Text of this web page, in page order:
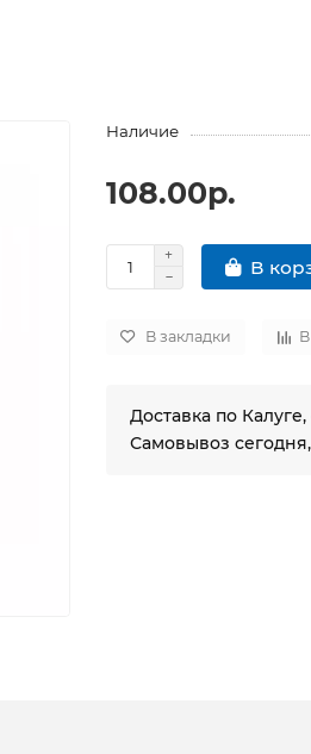
Наличие
108.00р.
В
В закладки
Доставка по
Самовывоз